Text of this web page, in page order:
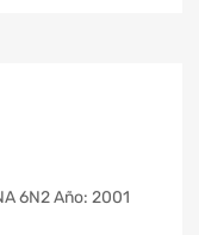
6N2 Año: 2001